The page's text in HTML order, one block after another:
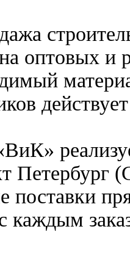
оптовых и
Петербург
поставки
каждым